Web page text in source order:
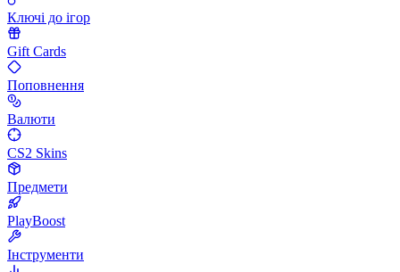
Ключі до ігор
Gift Cards
Поповнення
Валюти
CS2 Skins
Предмети
PlayBoost
Інструменти